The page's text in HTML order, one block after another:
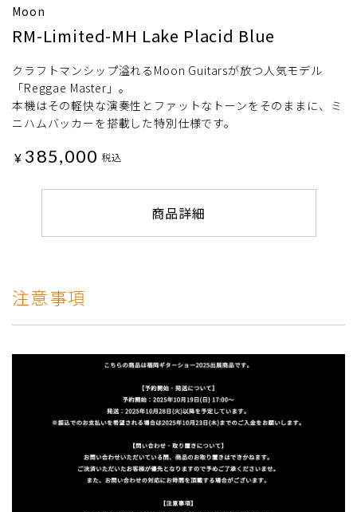
Moon
RM-Limited-MH Lake Placid Blue
クラフトマンシップ溢れるMoon Guitarsが放つ人気モデル
「Reggae Master」。
本機はその軽快な演奏性とファットなトーンをそのままに、ミ
ニハムバッカーを搭載した特別仕様です。
¥ 385,000 税込
商品詳細
注意事項